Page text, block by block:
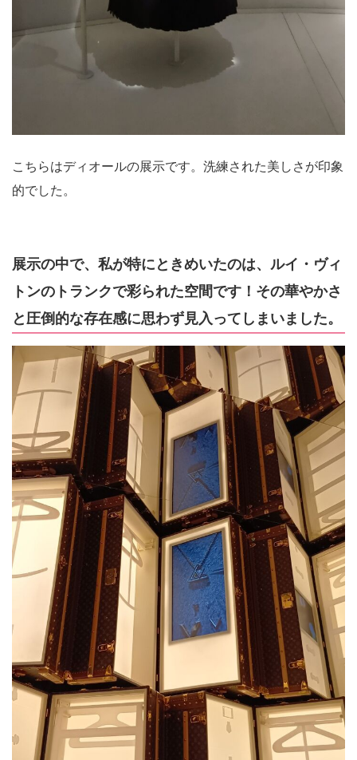
こちらはディオールの展示です。洗練された美しさが印象
的でした。
展示の中で、私が特にときめいたのは、ルイ・ヴィ
トンのトランクで彩られた空間です！その華やかさ
と圧倒的な存在感に思わず見入ってしまいました。